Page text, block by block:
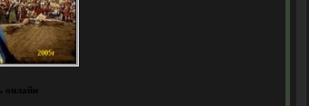
онлайн